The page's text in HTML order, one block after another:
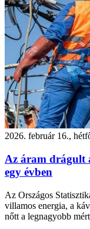
2026. február 16.,
Az áram drágult
egy évben
Az Országos
villamos energia, a
nőtt a legnagyobb